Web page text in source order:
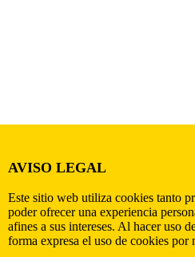
AVISO LEGAL
Este sitio web utiliza cookies tanto
poder ofrecer una experiencia
afines a sus intereses. Al hacer uso
forma expresa el uso de cookies por